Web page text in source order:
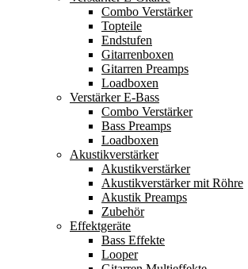
Combo Verstärker
Topteile
Endstufen
Gitarrenboxen
Gitarren Preamps
Loadboxen
Verstärker E-Bass
Combo Verstärker
Bass Preamps
Loadboxen
Akustikverstärker
Akustikverstärker
Akustikverstärker mit Röhre
Akustik Preamps
Zubehör
Effektgeräte
Bass Effekte
Looper